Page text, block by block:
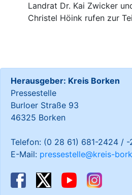
Landrat Dr. Kai Zwicker
Christel Höink rufen zur
Herausgeber: Kreis Borken
Pressestelle
Burloer Straße 93
46325 Borken
Telefon: (0 28 61) 681-2424 / -
E-Mail: pressestelle@kreis-